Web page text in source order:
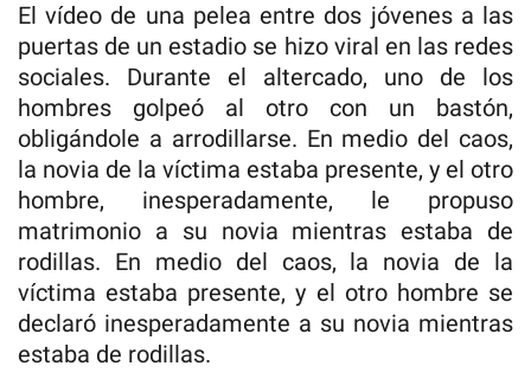
El vídeo de una pelea entre dos jóvenes a las
puertas de un estadio se hizo viral en las redes
sociales. Durante el altercado, uno de los
hombres golpeó al otro con un bastón,
obligándole a arrodillarse. En medio del caos,
la novia de la víctima estaba presente, y el otro
hombre, inesperadamente, le propuso
matrimonio a su novia mientras estaba de
rodillas. En medio del caos, la novia de la
víctima estaba presente, y el otro hombre se
declaró inesperadamente a su novia mientras
estaba de rodillas.